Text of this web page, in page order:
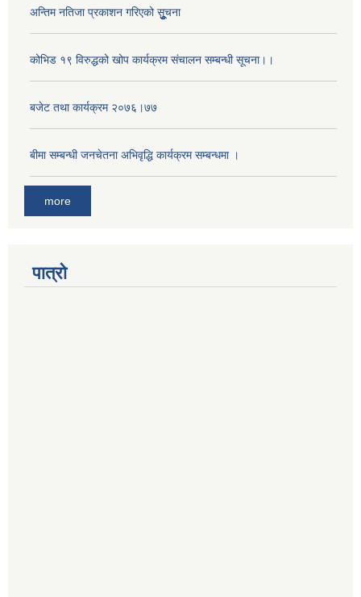
अन्तिम नतिजा प्रकाशन गरिएको सूुुुुचना
कोभिड १९ विरुद्धको खोप कार्यक्रम संचालन सम्बन्धी सूचना।।
बजेट तथा कार्यक्रम २०७६।७७
बीमा सम्बन्धी जनचेतना अभिवृद्धि कार्यक्रम सम्बन्धमा ।
more
पात्रो